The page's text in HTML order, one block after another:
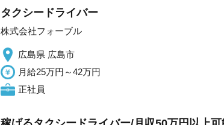
タクシードライバー
株式会社フォーブル
広島県 広島市
月給25万円～42万円
正社員